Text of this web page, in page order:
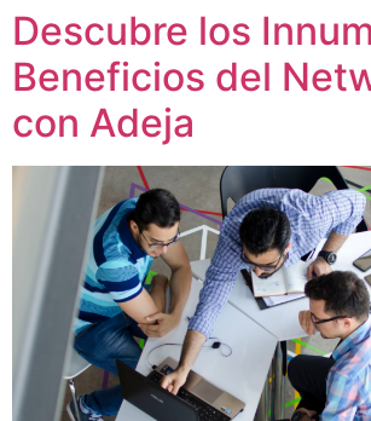
Descubre los
Beneficios del
con Adeja